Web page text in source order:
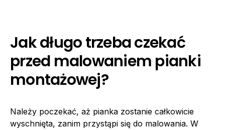
Jak długo trzeba czekać
przed malowaniem pianki
montażowej?
Należy poczekać, aż pianka zostanie całkowicie
wyschnięta, zanim przystąpi się do malowania. W